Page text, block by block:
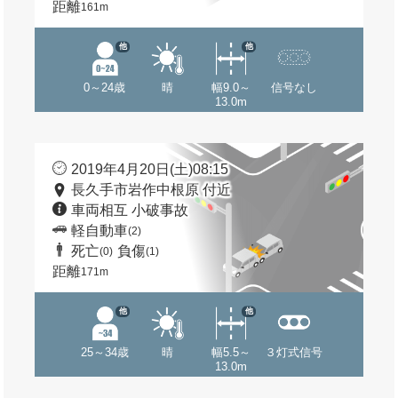
距離161m
0～24歳
他
晴
幅9.0～
13.0m
他
信号なし
2019年4月20日(土)08:15
長久手市岩作中根原 付近
車両相互 小破事故
軽自動車(2)
死亡(0) 負傷(1)
距離171m
25～34歳
他
晴
幅5.5～
13.0m
他
３灯式信号